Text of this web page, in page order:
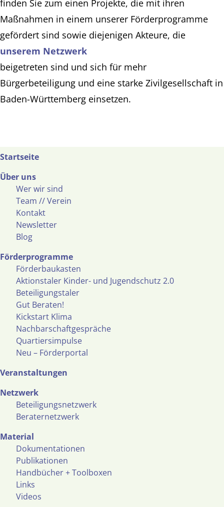
finden Sie zum einen Projekte, die mit ihren
Maßnahmen in einem unserer Förderprogramme
gefördert sind sowie diejenigen Akteure, die
unserem Netzwerk
beigetreten sind und sich für mehr
Bürgerbeteiligung und eine starke Zivilgesellschaft in
Baden-Württemberg einsetzen.
Startseite
Über uns
Wer wir sind
Team // Verein
Kontakt
Newsletter
Blog
Förderprogramme
Förderbaukasten
Aktionstaler Kinder- und Jugendschutz 2.0
Beteiligungstaler
Gut Beraten!
Kickstart Klima
Nachbarschaftgespräche
Quartiersimpulse
Neu – Förderportal
Veranstaltungen
Netzwerk
Beteiligungsnetzwerk
Beraternetzwerk
Material
Dokumentationen
Publikationen
Handbücher + Toolboxen
Links
Videos